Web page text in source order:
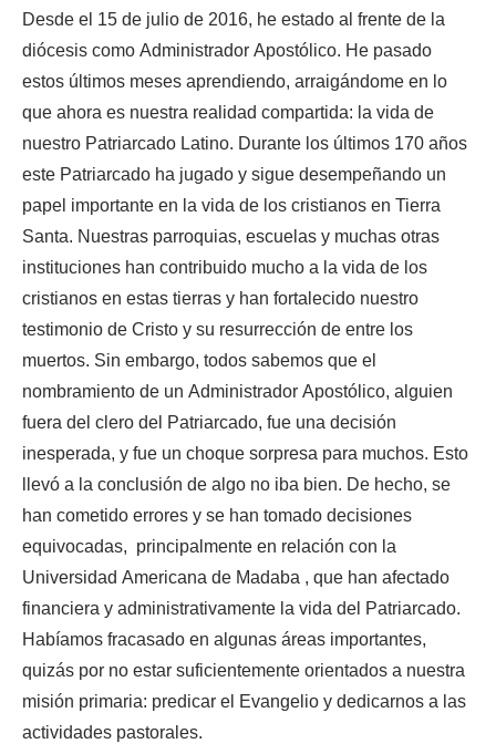
Desde el 15 de julio de 2016, he estado al frente de la
diócesis como Administrador Apostólico. He pasado
estos últimos meses aprendiendo, arraigándome en lo
que ahora es nuestra realidad compartida: la vida de
nuestro Patriarcado Latino. Durante los últimos 170 años
este Patriarcado ha jugado y sigue desempeñando un
papel importante en la vida de los cristianos en Tierra
Santa. Nuestras parroquias, escuelas y muchas otras
instituciones han contribuido mucho a la vida de los
cristianos en estas tierras y han fortalecido nuestro
testimonio de Cristo y su resurrección de entre los
muertos. Sin embargo, todos sabemos que el
nombramiento de un Administrador Apostólico, alguien
fuera del clero del Patriarcado, fue una decisión
inesperada, y fue un choque sorpresa para muchos. Esto
llevó a la conclusión de algo no iba bien. De hecho, se
han cometido errores y se han tomado decisiones
equivocadas, principalmente en relación con la
Universidad Americana de Madaba , que han afectado
financiera y administrativamente la vida del Patriarcado.
Habíamos fracasado en algunas áreas importantes,
quizás por no estar suficientemente orientados a nuestra
misión primaria: predicar el Evangelio y dedicarnos a las
actividades pastorales.